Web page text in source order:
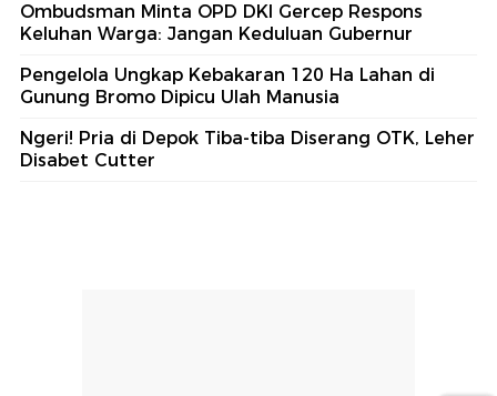
Ombudsman Minta OPD DKI Gercep Respons
Keluhan Warga: Jangan Keduluan Gubernur
Pengelola Ungkap Kebakaran 120 Ha Lahan di
Gunung Bromo Dipicu Ulah Manusia
Ngeri! Pria di Depok Tiba-tiba Diserang OTK, Leher
Disabet Cutter